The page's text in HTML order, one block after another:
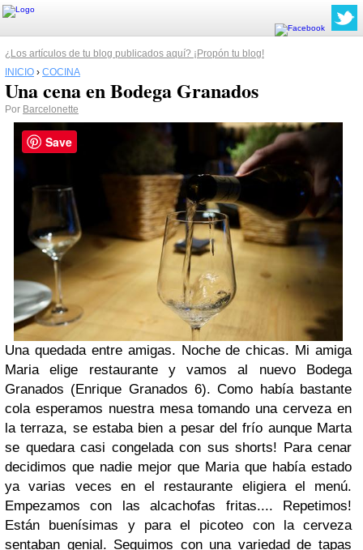
¿Los artículos de tu blog publicados aquí? ¡Propón tu blog!
INICIO › COCINA
Una cena en Bodega Granados
Por Barcelonette
Una quedada entre amigas. Noche de chicas. Mi amiga
Maria elige restaurante y vamos al nuevo Bodega
Granados (Enrique Granados 6). Como había bastante
cola esperamos nuestra mesa tomando una cerveza en
la terraza, se estaba bien a pesar del frío aunque Marta
se quedara casi congelada con sus shorts! Para cenar
decidimos que nadie mejor que Maria que había estado
ya varias veces en el restaurante eligiera el menú.
Empezamos con las alcachofas fritas.... Repetimos!
Están buenísimas y para el picoteo con la cerveza
sentaban genial. Seguimos con una variedad de tapas
Save